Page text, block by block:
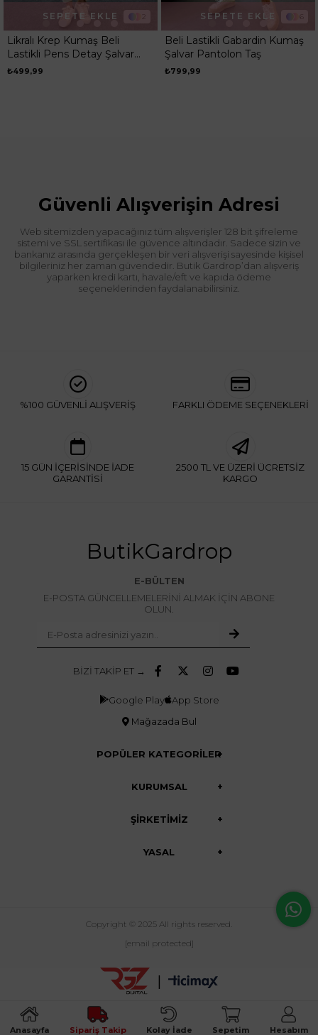
Anasayfa Sipariş Takip Kolay İade Sepetim Hesabım
Likralı Krep Kumaş Beli
Lastikli Pens Detay Şalvar
Pantolon Taş
₺499,99
SEPETE EKLE
Beli Lastikli Gabardin Kumaş
Şalvar Pantolon Taş
₺799,99
SEPETE EKLE
Güvenli Alışverişin Adresi
Web sitemizden yapacağınız tüm alışverişler 128 bit şifreleme
sistemi ve SSL sertifikası ile güvence altındadır. Sadece sizin ve
bankanız arasında gerçekleşen bir veri alışverişi sayesinde kişisel
bilgileriniz her zaman güvendedir. Butik Gardrop’dan alışveriş
yaparken kredi kartı, havale/eft ve kapıda ödeme
seçeneklerinden faydalanabilirsiniz.
%100 GÜVENLİ ALIŞVERİŞ FARKLI ÖDEME SEÇENEKLERİ
15 GÜN İÇERİSİNDE İADE
GARANTİSİ
2500 TL VE ÜZERİ ÜCRETSİZ
KARGO
ButikGardrop
E-BÜLTEN
E-POSTA GÜNCELLEMELERİNİ ALMAK İÇİN ABONE
OLUN.
BİZİ TAKİP ET →
Google Play App Store
Mağazada Bul
POPÜLER KATEGORİLER
KURUMSAL
ŞİRKETİMİZ
YASAL
Copyright © 2025 All rights reserved.
[email protected]
|